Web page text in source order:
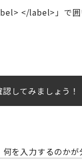
</label>」で
してみましょう！
を入力するのかが